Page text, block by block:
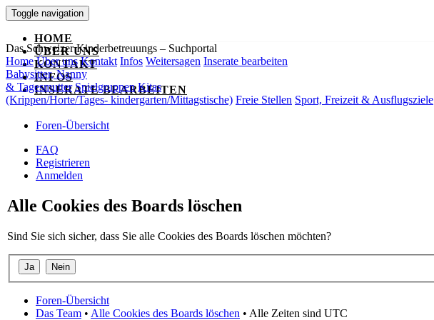
Toggle navigation
HOME
ÜBER UNS
KONTAKT
INFOS
INSERATE BEARBEITEN
Das Schweizer Kinderbetreuungs – Suchportal
Home Über uns Kontakt Infos Weitersagen Inserate bearbeiten
Babysitter, Nanny
& Tagesmutter Spielgruppen Kitas
(Krippen/Horte/Tages- kindergarten/Mittagstische) Freie Stellen Sport, Freizeit & Ausflugsziele
Foren-Übersicht
FAQ
Registrieren
Anmelden
Alle Cookies des Boards löschen
Sind Sie sich sicher, dass Sie alle Cookies des Boards löschen möchten?
Foren-Übersicht
Das Team • Alle Cookies des Boards löschen • Alle Zeiten sind UTC